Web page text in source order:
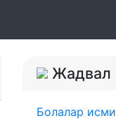
Жадвал
Болалар исми